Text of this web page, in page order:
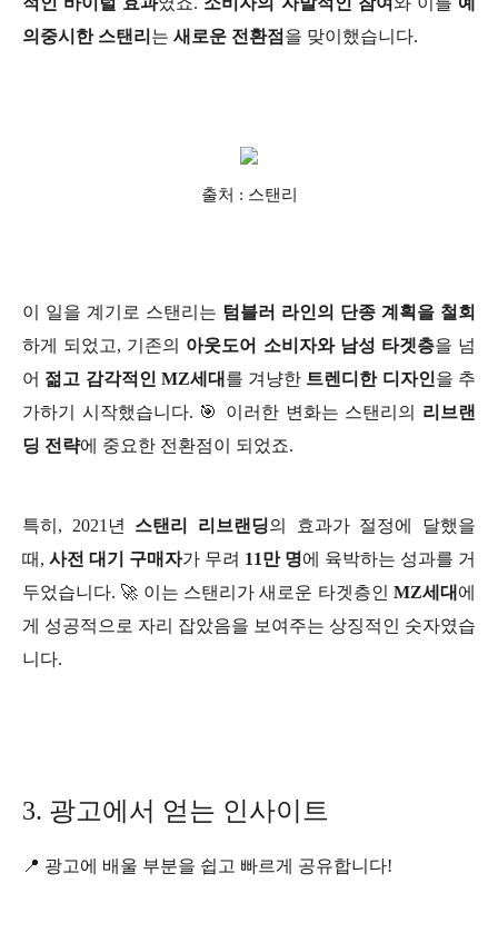
의중시한 스탠리 는 새로운 전환점 을 맞이했습니다.
출처 : 스탠리
이 일을 계기로 스탠리는 텀블러 라인의 단종 계획을 철회
하게 되었고, 기존의 아웃도어 소비자와 남성 타겟층을 넘
어 젊고 감각적인 MZ세대 를 겨냥한 트렌디한 디자인을 추
가하기 시작했습니다. 🎯 이러한 변화는 스탠리의
리브랜
딩 전략에 중요한 전환점이 되었죠.
특히, 2021년 스탠리 리브랜딩의 효과가 절정에 달했을
때, 사전 대기 구매자가 무려 11만 명에 육박하는 성과를 거
두었습니다. 🚀 이는 스탠리가 새로운 타겟층인 MZ세대 에
게 성공적으로 자리 잡았음을 보여주는 상징적인 숫자였습
니다.
3. 광고에서 얻는 인사이트
📍 광고에 배울 부분을 쉽고 빠르게 공유합니다!